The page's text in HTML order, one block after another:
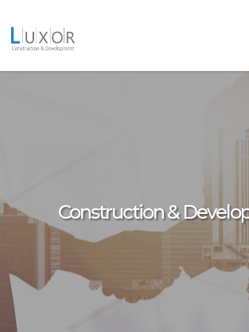
바로가기
Construction &